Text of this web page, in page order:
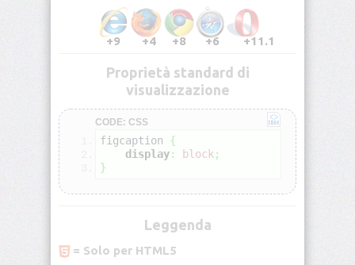
<dd>
<del>
<dfn>
<dir>
+9 +4 +8 +6 +11.1
Proprietà standard di
visualizzazione
CODE: CSS
figcaption {
display: block ;
}
Leggenda
= Solo per HTML5